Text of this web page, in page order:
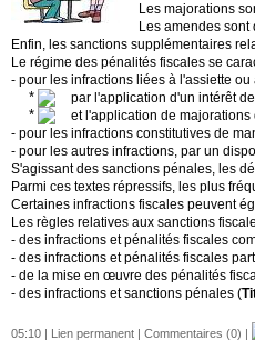
Les majorations
Les amendes
Enfin, les sanctions supplémentaires
Le régime des pénalités fiscales se
- pour les infractions liées à l'assiette
par l'application d'un intérêt
et l'application de
- pour les infractions constitutives de
- pour les autres infractions, par un
S'agissant des sanctions pénales, les
Parmi ces textes répressifs, les plus
Certaines infractions fiscales peuvent
Les règles relatives aux sanctions
- des infractions et pénalités fiscales
- des infractions et pénalités fiscales
- de la mise en œuvre des pénalités
- des infractions et sanctions pénales (
05:10 | Lien permanent | Commentaires (0) |